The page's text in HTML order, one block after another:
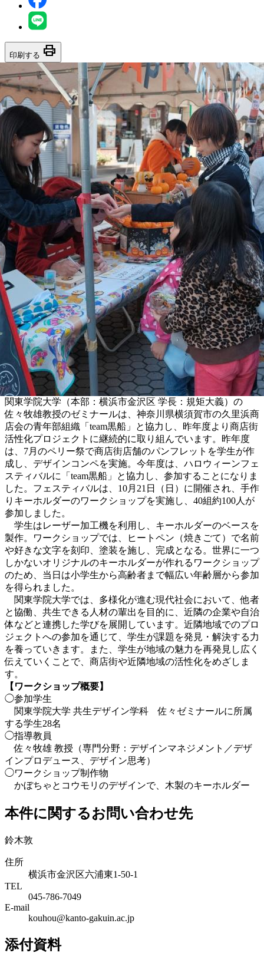
印刷する print
関東学院大学（本部：横浜市金沢区 学長：規矩大義）の
佐々牧雄教授のゼミナールは、神奈川県横須賀市の久里浜商
店会の青年部組織「team黒船」と協力し、昨年度より商店街
活性化プロジェクトに継続的に取り組んでいます。昨年度
は、7月のペリー祭で商店街店舗のパンフレットを学生が作
成し、デザインコンペを実施。今年度は、ハロウィーンフェ
スティバルに「team黒船」と協力し、参加することになりま
した。フェスティバルは、10月21日（日）に開催され、手作
りキーホルダーのワークショップを実施し、40組約100人が
参加しました。
学生はレーザー加工機を利用し、キーホルダーのベースを
製作。ワークショップでは、ヒートペン（焼きごて）で名前
や好きな文字を刻印、塗装を施し、完成となる。世界に一つ
しかないオリジナルのキーホルダーが作れるワークショップ
のため、当日は小学生から高齢者まで幅広い年齢層から参加
を得られました。
関東学院大学では、多様化が進む現代社会において、他者
と協働、共生できる人材の輩出を目的に、近隣の企業や自治
体などと連携した学びを展開しています。近隣地域でのプロ
ジェクトへの参加を通じて、学生が課題を発見・解決する力
を養っていきます。また、学生が地域の魅力を再発見し広く
伝えていくことで、商店街や近隣地域の活性化をめざしま
す。
【ワークショップ概要】
◯参加学生
関東学院大学 共生デザイン学科 佐々ゼミナールに所属
する学生28名
◯指導教員
佐々牧雄 教授（専門分野：デザインマネジメント／デザ
インプロデュース、デザイン思考）
◯ワークショップ制作物
かぼちゃとコウモリのデザインで、木製のキーホルダー
本件に関するお問い合わせ先
鈴木敦
住所
横浜市金沢区六浦東1-50-1
TEL
045-786-7049
E-mail
kouhou@kanto-gakuin.ac.jp
添付資料